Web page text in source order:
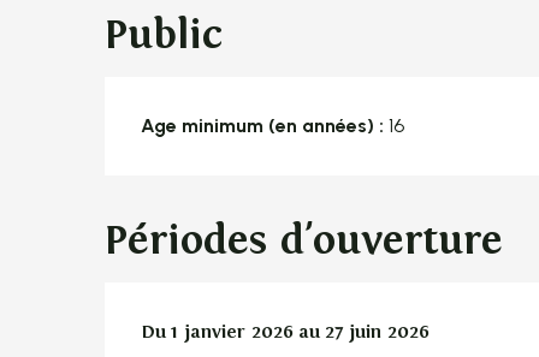
Public
Age minimum (en années) : 16
Périodes d'ouverture
Du 1 janvier 2026 au 27 juin 2026
Du 1 janvier 2026 au 27 juin 2026